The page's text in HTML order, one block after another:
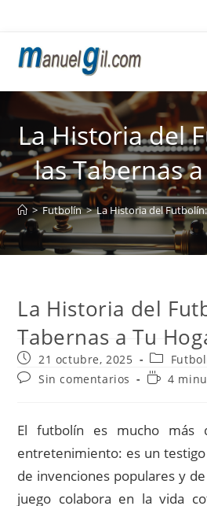
contenido
La Historia del
las Tabernas
> Futbolín > La Historia del
La Historia del
Tabernas a Tu
Publicación
de
la
21 octubre, 2025
Categoría
de
la
Comentarios
entrada:
Sin comentarios
Tiempo
4
El futbolín es mucho más
entretenimiento: es un testigo
de invenciones populares y
juego colabora en la vida